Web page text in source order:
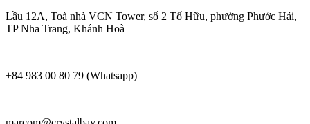
Lầu 12A, Toà nhà VCN Tower, số 2 Tố Hữu, phường Phước Hải,
TP Nha Trang, Khánh Hoà
+84 983 00 80 79 (Whatsapp)